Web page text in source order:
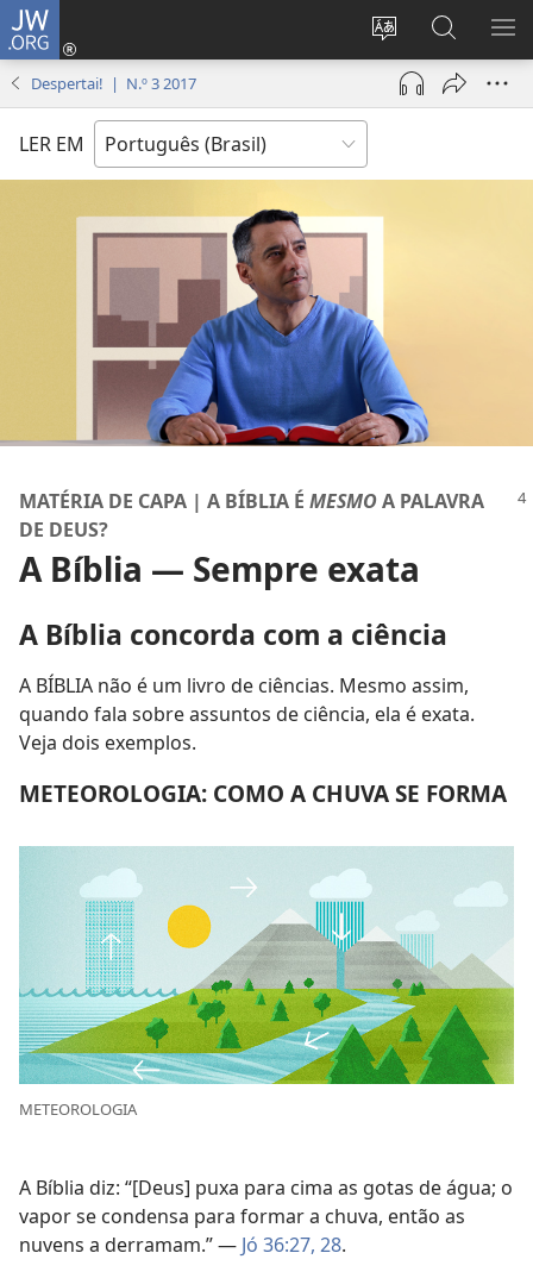
JW.ORG
Mudar
idioma
Log
(abre
janela)
Buscar
no
JW.ORG
Despertai! | N.º 3 2017
LER EM
MATÉRIA DE CAPA | A BÍBLIA É MESMOA PALAVRA
DE DEUS?
A Bíblia — Sempre exata
A Bíblia concorda com a ciência
A BÍBLIA não é um livro de ciências. Mesmo assim,
quando fala sobre assuntos de ciência, ela é exata.
Veja dois exemplos.
METEOROLOGIA: COMO A CHUVA SE FORMA
METEOROLOGIA
A Bíblia diz: “[Deus] puxa para cima as gotas de água; o
vapor se condensa para formar a chuva, então as
nuvens a derramam.” — Jó 36:27, 28.